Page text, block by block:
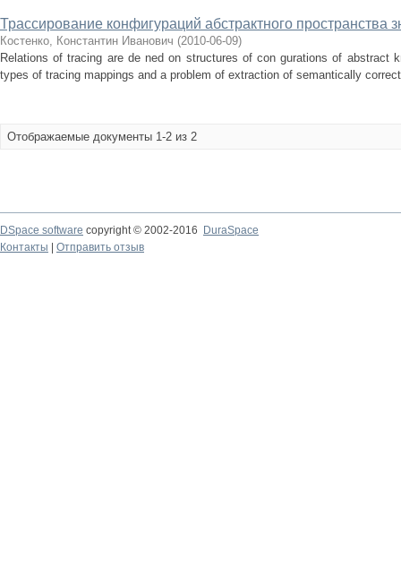
Трассирование конфигураций абстрактного пространства
Костенко, Константин Иванович (2010-06-09)
Relations of tracing are de ned on structures of con gurations of abstract
types of tracing mappings and a problem of extraction of semantically
Отображаемые документы 1-2 из 2
DSpace software copyright © 2002-2016
DuraSpace
Контакты
Отправить отзыв